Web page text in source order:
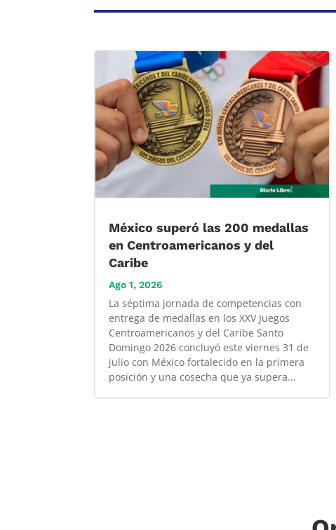
México superó las 200 medallas
en Centroamericanos y del
Caribe
Ago 1, 2026
La séptima jornada de competencias con
entrega de medallas en los XXV Juegos
Centroamericanos y del Caribe Santo
Domingo 2026 concluyó este viernes 31 de
julio con México fortalecido en la primera
posición y una cosecha que ya supera...